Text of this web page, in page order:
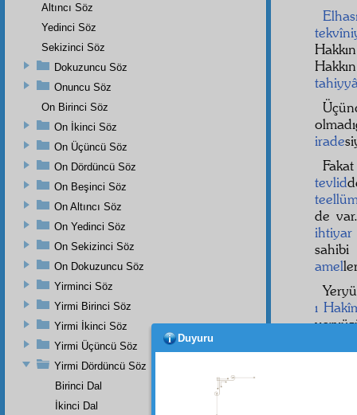
irade
tevlid
de
ihtiyar
sahibi
amel
ı
Altıncı Söz
Yedinci Söz
Sekizinci Söz
Dokuzuncu Söz
Onuncu Söz
On Birinci Söz
On İkinci Söz
On Üçüncü Söz
On Dördüncü Söz
On Beşinci Söz
On Altıncı Söz
On Yedinci Söz
On Sekizinci Söz
On Dokuzuncu Söz
Yirminci Söz
Yirmi Birinci Söz
Yirmi İkinci Söz
Yirmi Üçüncü Söz
Yirmi Dördüncü Söz
Birinci Dal
İkinci Dal
Duyuru